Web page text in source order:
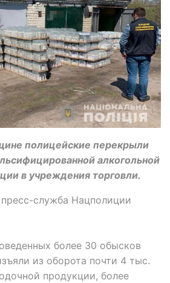
полицейские перекрыли
алкогольной
в учреждения торговли.
служба Нацполиции
более 30 обысков
из оборота почти 4 тыс.
продукции, более